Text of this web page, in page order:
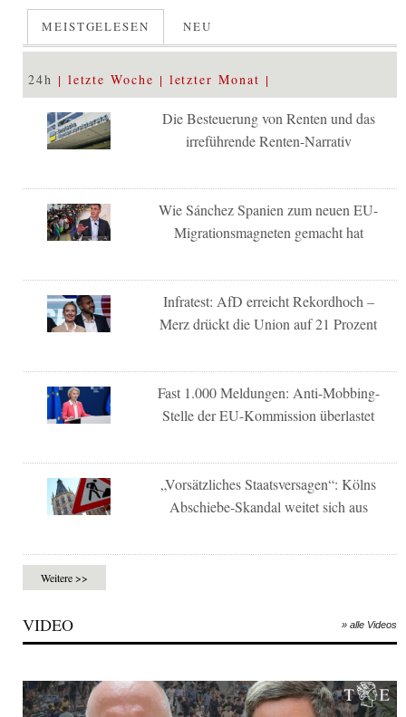
MEISTGELESEN NEU
24h letzte Woche letzter Monat
Die Besteuerung von Renten und das
irreführende Renten-Narrativ
Wie Sánchez Spanien zum neuen EU-
Migrationsmagneten gemacht hat
Infratest: AfD erreicht Rekordhoch –
Merz drückt die Union auf 21 Prozent
Fast 1.000 Meldungen: Anti-Mobbing-
Stelle der EU-Kommission überlastet
„Vorsätzliches Staatsversagen“: Kölns
Abschiebe-Skandal weitet sich aus
Weitere >>
VIDEO » alle Videos